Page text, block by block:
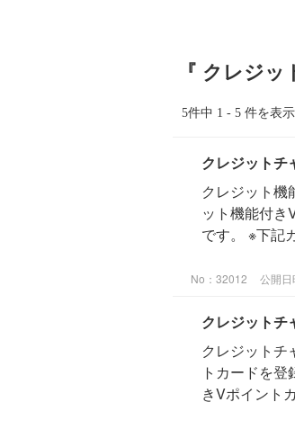
『 クレジ
5件中 1 - 5 件を表示
クレジットチ
クレジット機
ット機能付き
です。 ※下記
No：32012 公開
クレジットチ
クレジット
トカードを
きVポイント